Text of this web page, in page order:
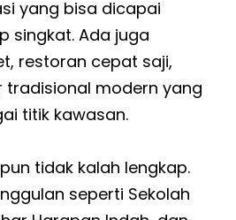
yang bisa dicapai
singkat. Ada juga
restoran cepat saji,
tradisional modern yang
titik kawasan.
tidak kalah lengkap.
seperti Sekolah